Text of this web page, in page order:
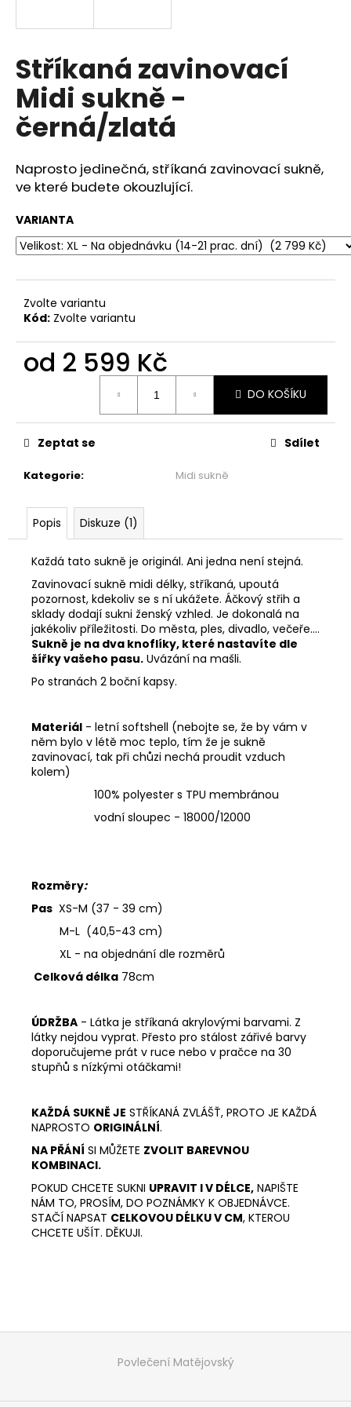
Stříkaná zavinovací
Midi sukně -
černá/zlatá
Naprosto jedinečná, stříkaná zavinovací sukně,
ve které budete okouzlující.
VARIANTA
Zvolte variantu
Kód: Zvolte variantu
od 2 599 Kč
DO KOŠÍKU
Kategorie: Midi sukně
Zeptat se Sdílet
Popis Diskuze (1)
Každá tato sukně je originál. Ani jedna není stejná.
Zavinovací sukně midi délky, stříkaná, upoutá
pozornost, kdekoliv se s ní ukážete. Áčkový střih a
sklady dodají sukni ženský vzhled. Je dokonalá na
jakékoliv příležitosti. Do města, ples, divadlo, večeře....
Sukně je na dva knoflíky, které nastavíte dle
šířky vašeho pasu. Uvázání na mašli.
Po stranách 2 boční kapsy.
Materiál - letní softshell (nebojte se, že by vám v
něm bylo v létě moc teplo, tím že je sukně
zavinovací, tak při chůzi nechá proudit vzduch
kolem)
100% polyester s TPU membránou
vodní sloupec - 18000/12000
Rozměry:
Pas XS-M (37 - 39 cm)
M-L (40,5-43 cm)
XL - na objednání dle rozměrů
Celková délka 78cm
ÚDRŽBA - Látka je stříkaná akrylovými barvami. Z
látky nejdou vyprat. Přesto pro stálost zářivé barvy
doporučujeme prát v ruce nebo v pračce na 30
stupňů s nízkými otáčkami!
KAŽDÁ SUKNĚ JE STŘÍKANÁ ZVLÁŠŤ, PROTO JE KAŽDÁ
NAPROSTO ORIGINÁLNÍ.
NA PŘÁNÍ SI MŮŽETE ZVOLIT BAREVNOU
KOMBINACI.
POKUD CHCETE SUKNI UPRAVIT I V DÉLCE, NAPIŠTE
NÁM TO, PROSÍM, DO POZNÁMKY K OBJEDNÁVCE.
STAČÍ NAPSAT CELKOVOU DÉLKU V CM, KTEROU
CHCETE UŠÍT. DĚKUJI.
í
t
?
HLEDAT
D
p
o
u
u
m
e
KOLENA
TOULAVÝ
BLÁZEN
999
Kč
Z
Povlečení Matějovský